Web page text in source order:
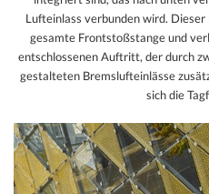
Lufteinlass verbunden wird.
gesamte Frontstoßstange und
entschlossenen Auftritt, der durch
gestalteten Bremslufteinlässe
sich die